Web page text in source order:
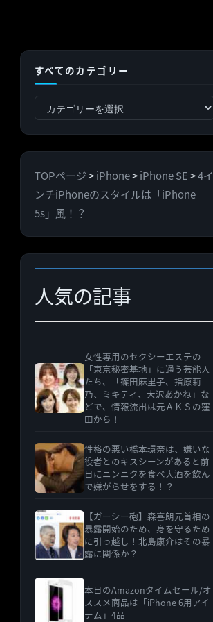
すべてのカテゴリー
べ
カ
テ
ゴ
リ
ー
TOPページ>iPhone>iPhone SE>4イ
ンチiPhoneのスタイルは「iPhone
5s」風！？
人気の記事
女性専用のセクシーエステの
「東京秘密基地」に通う芸能人
たち、「篠田麻里子、指原莉
乃、ミキティ、大沢あかね」な
どで、情報流出は元ＡＫＳの窪
田から！
性格の悪い橋本環奈は、嫌いな
役者とのキスシーンがあると前
日にニンニクを食べ大酒を飲ん
で嫌がらせをする！？
【ガーシー砲】森喜朗元首相の
暴露開始のため、身を守るため
に引っ越し！北島康介はその暴
露に関係か？
本日のAmazonタイムセール/オ
ススメ商品は「iPhone 6用アイ
テム」4品